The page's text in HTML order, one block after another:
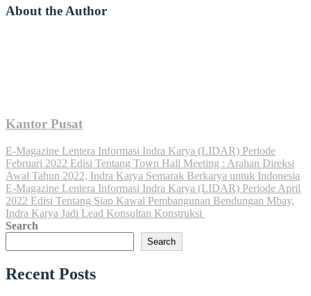
About the Author
Kantor Pusat
Navigasi
pos
E-Magazine Lentera Informasi Indra Karya (LIDAR) Periode
Februari 2022 Edisi Tentang Town Hall Meeting : Arahan Direksi
Awal Tahun 2022, Indra Karya Semarak Berkarya untuk Indonesia
E-Magazine Lentera Informasi Indra Karya (LIDAR) Periode April
2022 Edisi Tentang Siap Kawal Pembangunan Bendungan Mbay,
Indra Karya Jadi Lead Konsultan Konstruksi
Search
Search
Recent Posts